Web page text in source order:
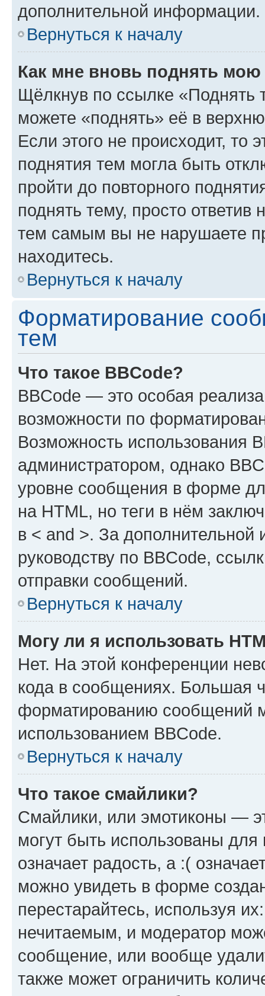
дополнительной информации.
Вернуться к началу
Как мне вновь поднять мою
Щёлкнув по ссылке «Поднять
можете «поднять» её в
Если этого не происходит, то
поднятия тем могла быть
пройти до повторного
поднять тему, просто ответив
тем самым вы не нарушаете
находитесь.
Вернуться к началу
Форматирование
тем
Что такое BBCode?
BBCode — это особая
возможности по
Возможность использования
администратором, однако
уровне сообщения в форме
на HTML, но теги в нём
в < and >. За
руководству по BBCode,
отправки сообщений.
Вернуться к началу
Могу ли я использовать
Нет. На этой конференции
кода в сообщениях. Большая
форматированию сообщений
использованием BBCode.
Вернуться к началу
Что такое смайлики?
Смайлики, или эмотиконы —
могут быть использованы
означает радость, а :(
можно увидеть в форме
перестарайтесь, используя
нечитаемым, и модератор
сообщение, или вообще
также может ограничить